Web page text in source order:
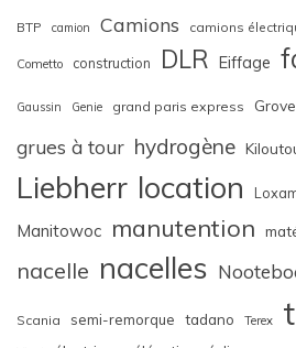
BTP camion Camions camions
Cometto construction DLR Eiffage
Gaussin Genie grand paris express Grove
grues à tour hydrogène
Liebherr location
Manitowoc manutention
nacelle nacelles
Scania semi-remorque tadano Terex